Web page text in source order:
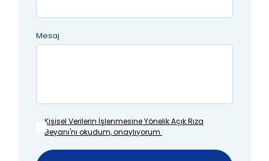
Mesaj
Kişisel Verilerin İşlenmesineYönelik Açık Rıza
Beyanı'nı okudum, onaylıyorum.